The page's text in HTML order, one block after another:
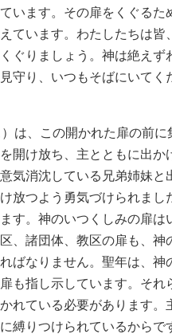
います。その扉をくぐるた
ています。わたしたちは皆
ぐりましょう。神は絶えず
守り、いつもそばにいてく
は、この開かれた扉の前に
開け放ち、主とともに出か
気消沈している兄弟姉妹と
放つよう勇気づけられまし
す。神のいつくしみの扉は
、諸団体、教区の扉も、神
ばなりません。聖年は、神
も指し示しています。それ
ている必要があります。
縛りつけられているからで